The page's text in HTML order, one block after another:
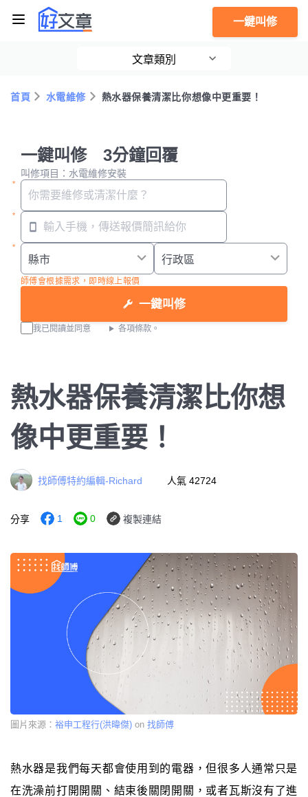
一鍵叫修
文章類別
首頁 水電維修 熱水器保養清潔比你想像中更重要！
一鍵叫修 3分鐘回覆
叫修項目：水電維修安裝
師傅會根據需求，即時線上報價
一鍵叫修
我已閱讀並同意 各項條款。
熱水器保養清潔比你想
像中更重要！
找師傅特約編輯-Richard 人氣 42724
分享 1 0 複製連結
圖片來源： 裕申工程行(洪暐傑) on 找師傅
熱水器是我們每天都會使用到的電器，但很多人通常只是
在洗澡前打開開關、結束後關閉開關，或者瓦斯沒有了進